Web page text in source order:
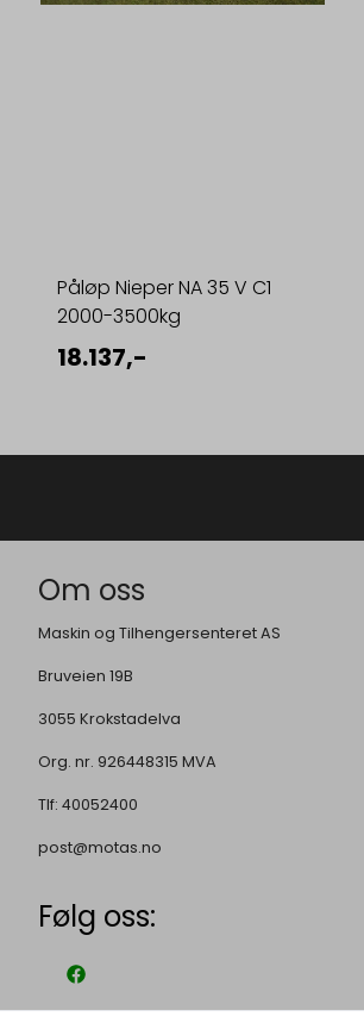
Påløp Nieper NA 35 V C1
2000-3500kg
18.137,-
Om oss
Maskin og Tilhengersenteret AS
Bruveien 19B
3055 Krokstadelva
Org. nr. 926448315 MVA
Tlf: 40052400
post@motas.no
Følg oss: